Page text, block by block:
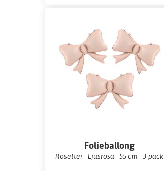
Folieballong
Rosetter - Ljusrosa - 55 cm - 3-pack